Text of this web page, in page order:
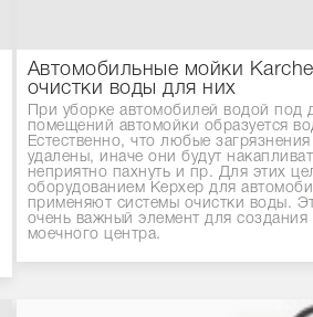
Автомобильные мойки
очистки воды для них
При уборке автомобилей водой под
помещений автомойки образуется
Естественно, что любые
удалены, иначе они будут
неприятно пахнуть и пр. Для этих
оборудованием Керхер для
применяют системы очистки воды.
очень важный элемент для
моечного центра.